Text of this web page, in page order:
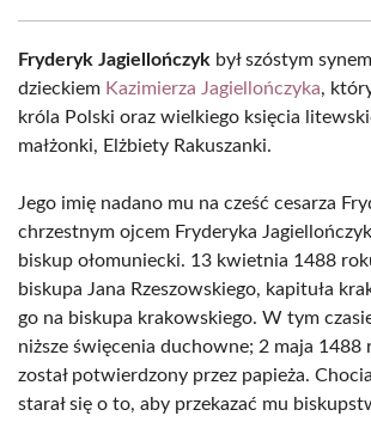
Fryderyk Jagiellończyk był szóstym
dzieckiem Kazimierza Jagiellończyka,
króla Polski oraz wielkiego księcia
małżonki, Elżbiety Rakuszanki.
Jego imię nadano mu na cześć cesarza
chrzestnym ojcem Fryderyka
biskup ołomuniecki. 13 kwietnia 1488
biskupa Jana Rzeszowskiego, kapituła
go na biskupa krakowskiego. W tym
niższe święcenia duchowne; 2 maja
został potwierdzony przez papieża.
starał się o to, aby przekazać mu